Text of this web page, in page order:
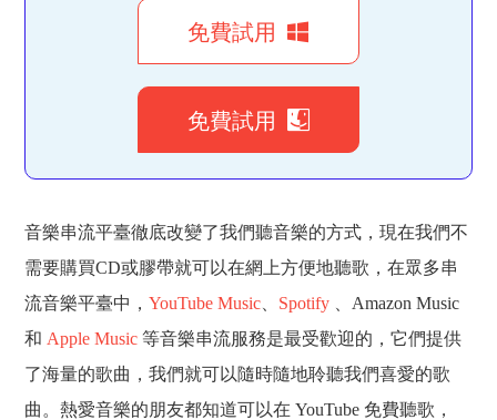
免費試用
免費試用
音樂串流平臺徹底改變了我們聽音樂的方式，現在我們不
需要購買CD或膠帶就可以在網上方便地聽歌，在眾多串
流音樂平臺中，YouTube Music Spotify 、Amazon Music
和 Apple Music 等音樂串流服務是最受歡迎的，它們提供
了海量的歌曲，我們就可以隨時隨地聆聽我們喜愛的歌
曲。熱愛音樂的朋友都知道可以在 YouTube 免費聽歌，